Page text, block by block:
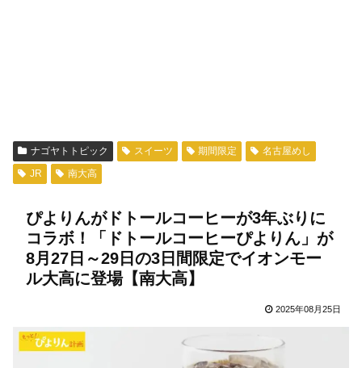
ナゴヤトトピック スイーツ 期間限定
名古屋めし
JR
南大高
ぴよりんがドトールコーヒーが3年ぶりに
コラボ！「ドトールコーヒーぴよりん」が
8月27日～29日の3日間限定でイオンモー
ル大高に登場【南大高】
2025年08月25日